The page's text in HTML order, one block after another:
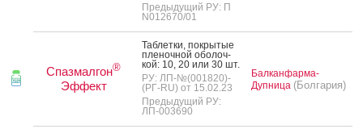
Предыдущий РУ: П
N012670/01
Спазмалгон®
Эффект
Таб­летки, пок­ры­тые
пле­ноч­ной обо­лоч­
кой: 10, 20 или 30 шт.
РУ: ЛП-№(001820)-
(РГ-RU) от 15.02.23
Предыдущий РУ:
ЛП-003690
Балканфарма-
Дупница (Болгария)